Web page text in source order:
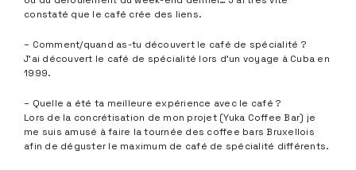
constaté que le café crée des liens.
– Comment/quand as-tu découvert le café de spécialité ?
J’ai découvert le café de spécialité lors d’un voyage à Cuba en
1999.
– Quelle a été ta meilleure expérience avec le café ?
Lors de la concrétisation de mon projet (Yuka Coffee Bar) je
me suis amusé à faire la tournée des coffee bars Bruxellois
afin de déguster le maximum de café de spécialité différents.